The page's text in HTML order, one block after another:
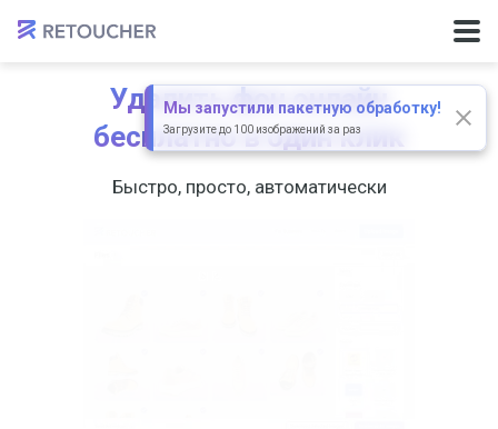
Удалить фон онлайн
бесплатно в один клик
Быстро, просто, автоматически
Мы запустили пакетную обработку!
Загрузите до 100 изображений за раз